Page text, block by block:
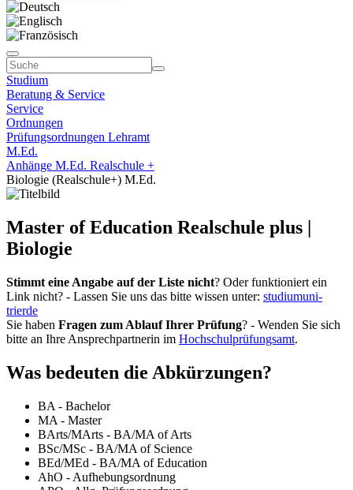
Studium
Beratung & Service
Service
Ordnungen
Prüfungsordnungen Lehramt
M.Ed.
Anhänge M.Ed. Realschule +
Biologie (Realschule+) M.Ed.
Master of Education Realschule plus |
Biologie
Stimmt eine Angabe auf der Liste nicht? Oder funktioniert ein
Link nicht? - Lassen Sie uns das bitte wissen unter: studiumuni-
trierde
Sie haben Fragen zum Ablauf Ihrer Prüfung? - Wenden Sie sich
bitte an Ihre Ansprechpartnerin im Hochschulprüfungsamt.
Was bedeuten die Abkürzungen?
BA - Bachelor
MA - Master
BArts/MArts - BA/MA of Arts
BSc/MSc - BA/MA of Science
BEd/MEd - BA/MA of Education
AhO - Aufhebungsordnung